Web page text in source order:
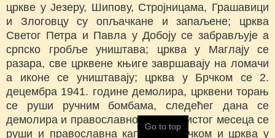
цркве у Језеру, Шипову, Стројницама, Грашавици
и Злоговцу су опљачкане и запаљене; црква
Светог Петра и Павла у Добоју се забрављује а
српско гробље уништава; црква у Маглају се
разара, све црквене књиге завршавају на ломачи
а иконе се уништавају; црква у Брчком се 2.
децембра 1941. године демолира, црквени торањ
се руши ручним бомбама, следећег дана се
демолира и православно гробље; истог месеца се
руши и православна капела у Брчком и црква у
Go to top